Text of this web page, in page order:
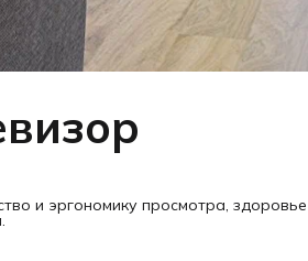
и эргономику просмотра, здоровье